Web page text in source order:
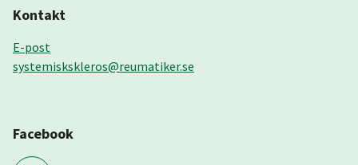
Kontakt
E-post
systemiskskleros@reumatiker.se
Facebook